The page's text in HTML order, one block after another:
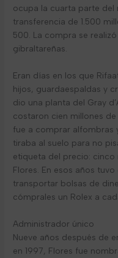
ocupa la cuarta parte
transferencia de 1.500
500. La compra se
gibraltareñas.
Eran días en los que
hijos, guardaespaldas y
dio una planta del Gray
costaron cien millones
fue a comprar alfombras
tiraba al suelo para no
etiqueta del precio: cinco
Flores. En esos años
transportar bolsas de
cómprales un Rolex a
Administrador único
Nueve años después de
en 1997, Flores fue